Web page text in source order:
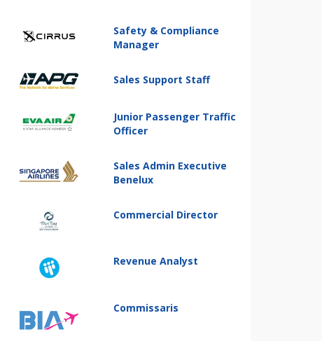
Safety & Compliance
Manager
Sales Support Staff
Junior Passenger Traffic
Officer
Sales Admin Executive
Benelux
Commercial Director
Revenue Analyst
Commissaris